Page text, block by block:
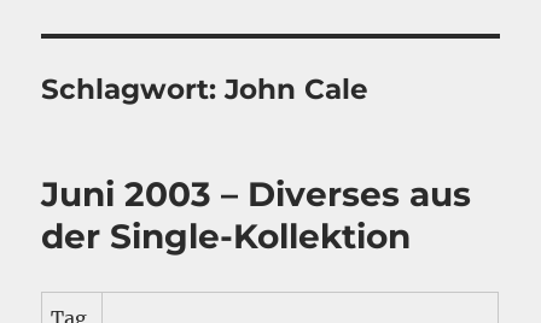
Schlagwort:John Cale
Juni 2003 – Diverses aus
der Single-Kollektion